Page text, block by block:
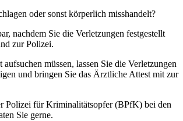
oder sonst körperlich misshandelt?
nachdem Sie die Verletzungen festgestellt
zur Polizei.
müssen, lassen Sie die Verletzungen
und bringen Sie das Ärztliche Attest mit zur
Polizei für Kriminalitätsopfer (BPfK) bei den
Sie gerne.